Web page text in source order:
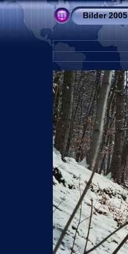
Bilder 2005